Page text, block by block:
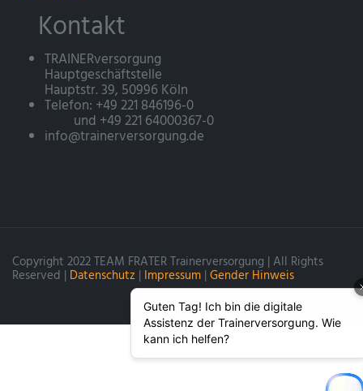
Kontakt
TRAINERversorgung
Hauptgeschäftstelle
Hauptstr. 39, 50996 Köln
Telefon: +49 221 846196-0
und +49 221 64000367-0
info@trainerversorgung.de
Copyright 2022 TEAM FRATER Trainerversorgung | All Rights
Reserved | Datenschutz | Impressum | Gender Hinweis